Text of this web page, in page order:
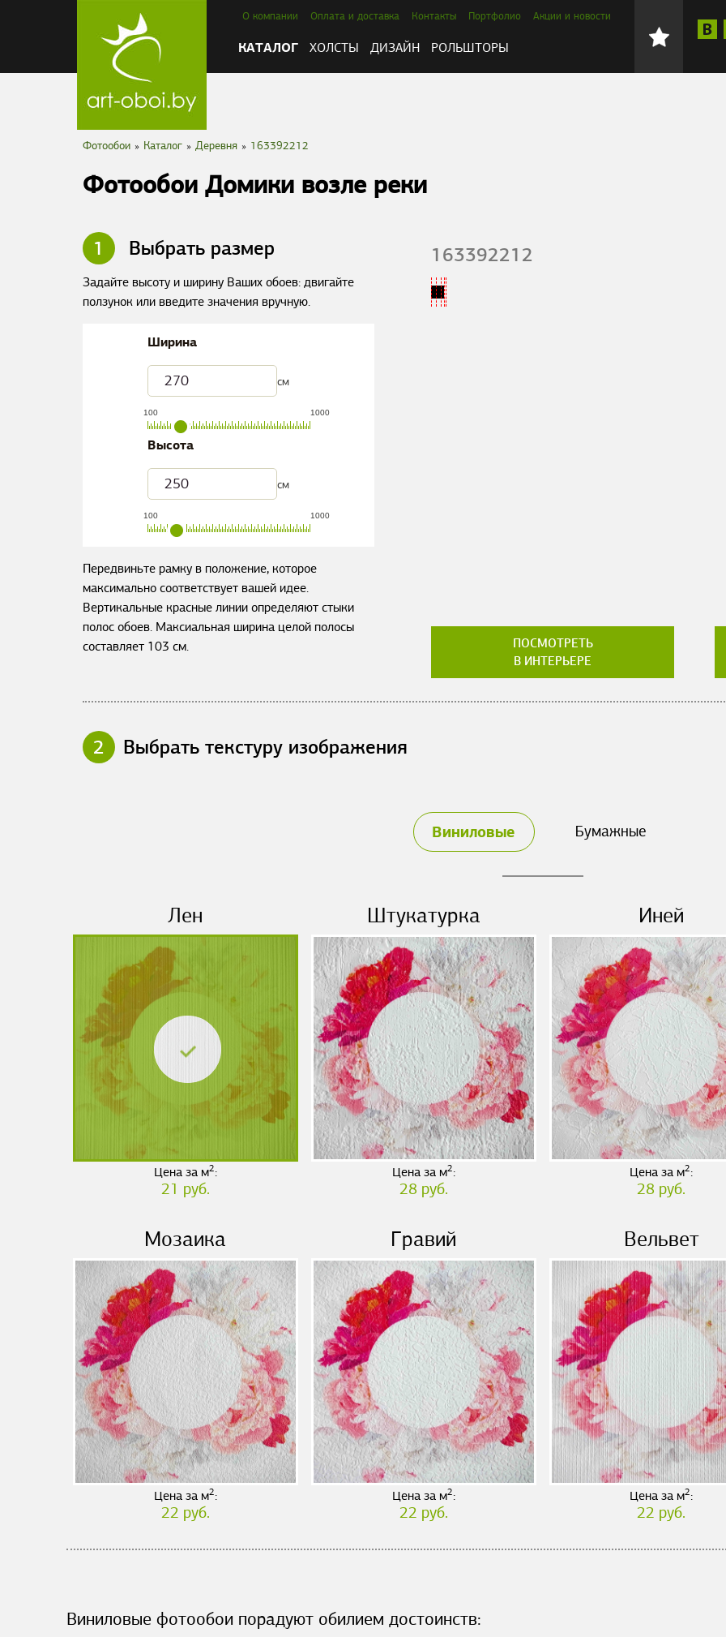
О компании Оплата и доставка Контакты Портфолио Акции и новости
КАТАЛОГ ХОЛСТЫ ДИЗАЙН РОЛЬШТОРЫ
Фотообои » Каталог » Деревня » 163392212
Фотообои Домики возле реки
1 Выбрать размер
Задайте высоту и ширину Ваших обоев: двигайте
ползунок или введите значения вручную.
Ширина
см
100 1000
Высота
см
100 1000
Передвиньте рамку в положение, которое
максимально соответствует вашей идее.
Вертикальные красные линии определяют стыки
полос обоев. Максиальная ширина целой полосы
составляет 103 см.
163392212
ПОСМОТРЕТЬ
В ИНТЕРЬЕРЕ
2 Выбрать текстуру изображения
Виниловые Бумажные
Лен
Цена за м2:
21 руб.
Штукатурка
Цена за м2:
28 руб.
Иней
Цена за м2:
28 руб.
Мозаика
Цена за м2:
22 руб.
Гравий
Цена за м2:
22 руб.
Вельвет
Цена за м2:
22 руб.
Виниловые фотообои порадуют обилием достоинств: